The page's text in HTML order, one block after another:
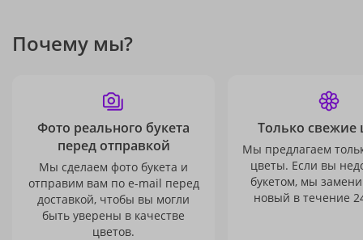
Почему мы?
Фото реального букета
перед отправкой
Мы сделаем фото букета и
отправим вам по e-mail перед
доставкой, чтобы вы могли
быть уверены в качестве
цветов.
Только свежие
Мы предлагаем
цветы. Если вы
букетом, мы
новый в течение